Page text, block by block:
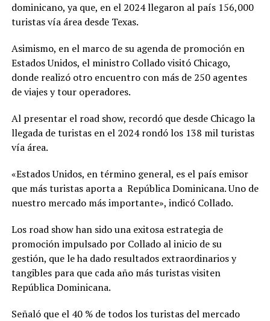
dominicano, ya que, en el 2024 llegaron al país 156,000
turistas vía área desde Texas.
Asimismo, en el marco de su agenda de promoción en
Estados Unidos, el ministro Collado visitó Chicago,
donde realizó otro encuentro con más de 250 agentes
de viajes y tour operadores.
Al presentar el road show, recordó que desde Chicago la
llegada de turistas en el 2024 rondó los 138 mil turistas
vía área.
«Estados Unidos, en término general, es el país emisor
que más turistas aporta a República Dominicana. Uno de
nuestro mercado más importante», indicó Collado.
Los road show han sido una exitosa estrategia de
promoción impulsado por Collado al inicio de su
gestión, que le ha dado resultados extraordinarios y
tangibles para que cada año más turistas visiten
República Dominicana.
Señaló que el 40 % de todos los turistas del mercado